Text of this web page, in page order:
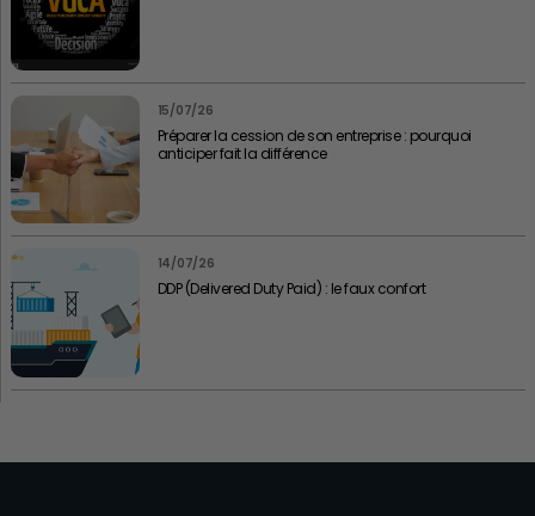
15/07/26
Préparer la cession de son entreprise : pourquoi
anticiper fait la différence
14/07/26
DDP (Delivered Duty Paid) : le faux confort